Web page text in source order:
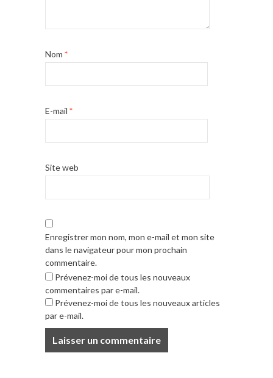
Nom *
E-mail *
Site web
Enregistrer mon nom, mon e-mail et mon site
dans le navigateur pour mon prochain
commentaire.
Prévenez-moi de tous les nouveaux
commentaires par e-mail.
Prévenez-moi de tous les nouveaux articles
par e-mail.